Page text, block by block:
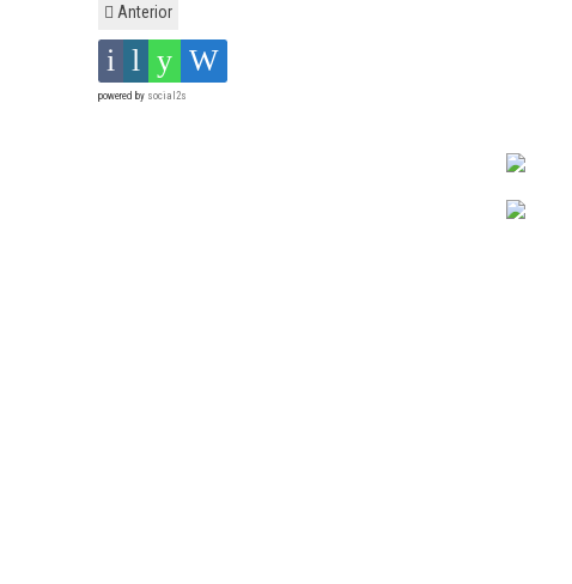
Anterior
powered by social2s